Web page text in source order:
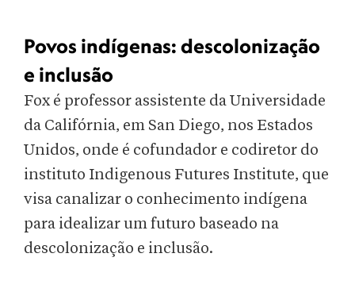
Povos indígenas: descolonização
e inclusão
Fox é professor assistente da Universidade
da Califórnia, em San Diego, nos Estados
Unidos, onde é cofundador e codiretor do
instituto Indigenous Futures Institute, que
visa canalizar o conhecimento indígena
para idealizar um futuro baseado na
descolonização e inclusão.